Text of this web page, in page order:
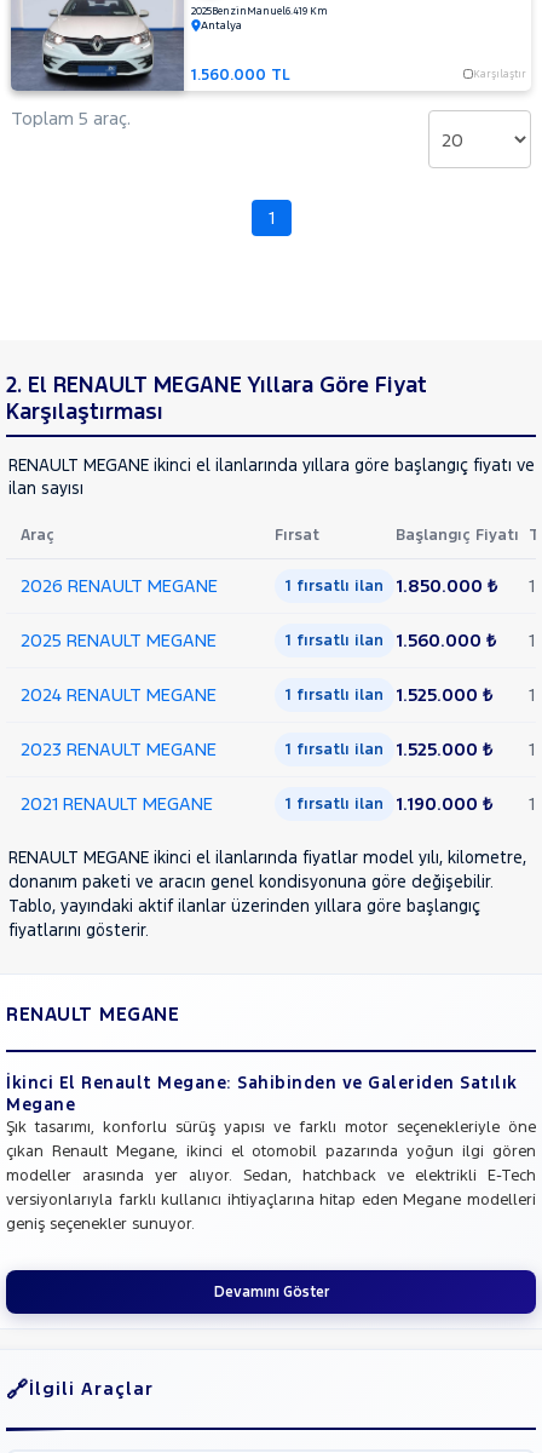
LANCIA
MAN
MERCEDES-
BENZ
MINI
AUSTRAL
CAPTUR
EXPRESS
Van
KADJAR
KANGOO
KANGOO
EXPRESS
KANGOO
KOLEOS
MEGANE
1.3
TCE
ICON
1.3 TCE
BLUE
DCI
JOY
EDC
Megane
E-Tech
SYMBOL
TRAFIC
SSANGYONG
TESLA
TOGG
Cinsleri
Kasa
Tipi
Aktarma
No
2025Benzin Manuel6.419 Km
Antalya
1.560.000 TL Karşılaştır
Toplam 5 araç.
1
2. El RENAULT MEGANE Yıllara Göre Fiyat
Karşılaştırması
RENAULT MEGANE ikinci el ilanlarında yıllara göre başlangıç fiyatı
ilan sayısı
Araç Fırsat Başlangıç Fiyatı
2026 RENAULT MEGANE 1 fırsatlı ilan 1.850.000 ₺ 1
2025 RENAULT MEGANE 1 fırsatlı ilan 1.560.000 ₺ 1
2024 RENAULT MEGANE 1 fırsatlı ilan 1.525.000 ₺ 1
2023 RENAULT MEGANE 1 fırsatlı ilan 1.525.000 ₺ 1
2021 RENAULT MEGANE 1 fırsatlı ilan 1.190.000 ₺ 1
RENAULT MEGANE ikinci el ilanlarında fiyatlar model yılı, kilometre,
donanım paketi ve aracın genel kondisyonuna göre değişebilir.
Tablo, yayındaki aktif ilanlar üzerinden yıllara göre başlangıç
fiyatlarını gösterir.
RENAULT MEGANE
İkinci El Renault Megane: Sahibinden ve Galeriden Satılık
Megane
Şık tasarımı, konforlu sürüş yapısı ve farklı motor seçenekleriyle öne
çıkan Renault Megane, ikinci el otomobil pazarında yoğun ilgi gören
modeller arasında yer alıyor. Sedan, hatchback ve elektrikli E-Tech
versiyonlarıyla farklı kullanıcı ihtiyaçlarına hitap eden Megane modelleri
geniş seçenekler sunuyor.
Devamını Göster
İlgili Araçlar